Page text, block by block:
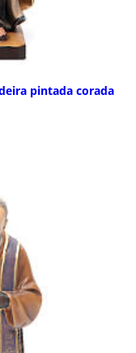
pintada corada